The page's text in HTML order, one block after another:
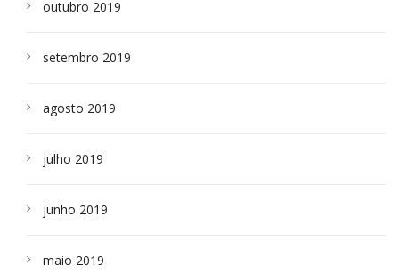
outubro 2019
setembro 2019
agosto 2019
julho 2019
junho 2019
maio 2019